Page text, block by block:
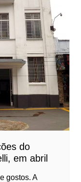
do
em abril
gostos. A